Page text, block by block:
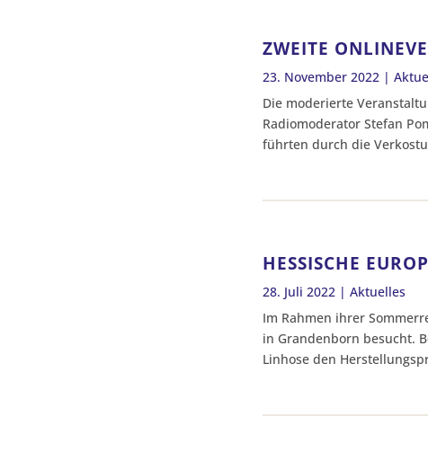
ZWEITE
23. November 2022 |
Die moderierte
Radiomoderator Stefan
führten durch die
HESSISCHE
28. Juli 2022 | Aktuelles
Im Rahmen ihrer
in Grandenborn besucht.
Linhose den